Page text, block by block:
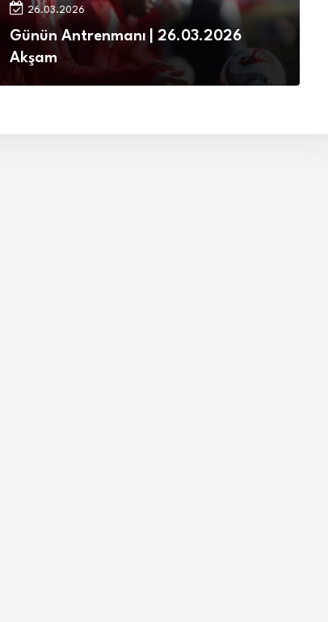
26.03.2026
Günün Antrenmanı | 26.03.2026
Akşam